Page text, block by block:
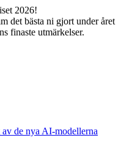
2026!
det bästa ni gjort under året
finaste utmärkelser.
de nya AI-modellerna